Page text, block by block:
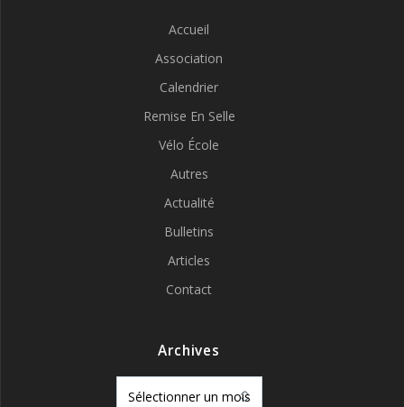
Accueil
Association
Calendrier
Remise En Selle
Vélo École
Autres
Actualité
Bulletins
Articles
Contact
Archives